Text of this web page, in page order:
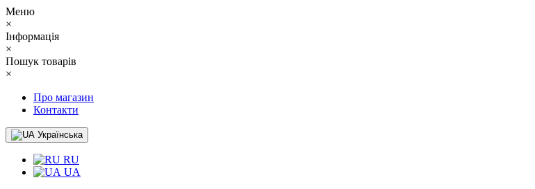
Меню
×
Інформація
×
Пошук товарів
×
Про магазин
Контакти
Українська
RU
UA